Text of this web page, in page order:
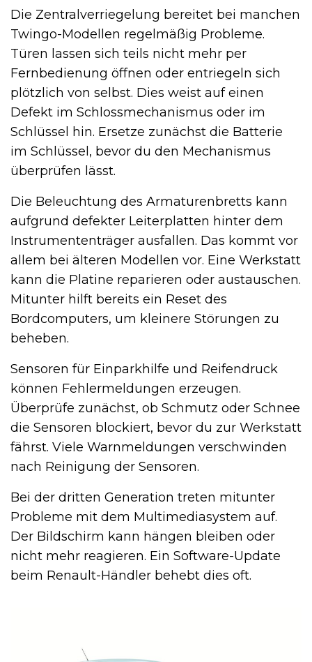
Die Zentralverriegelung bereitet bei manchen
Twingo-Modellen regelmäßig Probleme.
Türen lassen sich teils nicht mehr per
Fernbedienung öffnen oder entriegeln sich
plötzlich von selbst. Dies weist auf einen
Defekt im Schlossmechanismus oder im
Schlüssel hin. Ersetze zunächst die Batterie
im Schlüssel, bevor du den Mechanismus
überprüfen lässt.
Die Beleuchtung des Armaturenbretts kann
aufgrund defekter Leiterplatten hinter dem
Instrumententräger ausfallen. Das kommt vor
allem bei älteren Modellen vor. Eine Werkstatt
kann die Platine reparieren oder austauschen.
Mitunter hilft bereits ein Reset des
Bordcomputers, um kleinere Störungen zu
beheben.
Sensoren für Einparkhilfe und Reifendruck
können Fehlermeldungen erzeugen.
Überprüfe zunächst, ob Schmutz oder Schnee
die Sensoren blockiert, bevor du zur Werkstatt
fährst. Viele Warnmeldungen verschwinden
nach Reinigung der Sensoren.
Bei der dritten Generation treten mitunter
Probleme mit dem Multimediasystem auf.
Der Bildschirm kann hängen bleiben oder
nicht mehr reagieren. Ein Software-Update
beim Renault-Händler behebt dies oft.